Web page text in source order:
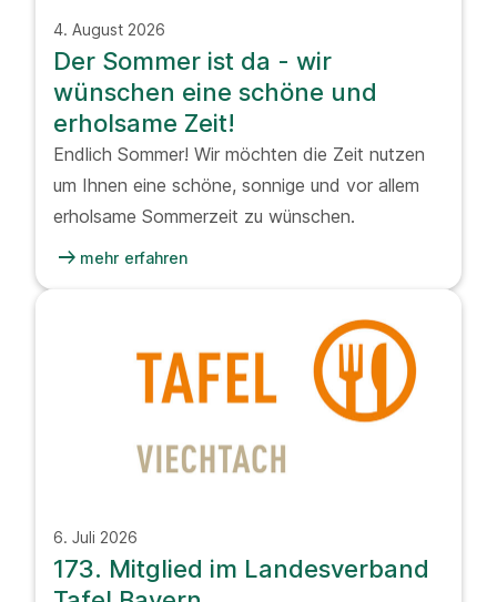
4. August 2026
Der Sommer ist da - wir
wünschen eine schöne und
erholsame Zeit!
Endlich Sommer! Wir möchten die Zeit nutzen
um Ihnen eine schöne, sonnige und vor allem
erholsame Sommerzeit zu wünschen.
arrow_right_alt mehr erfahren
6. Juli 2026
173. Mitglied im Landesverband